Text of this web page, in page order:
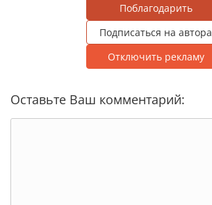
Поблагодарить
Подписаться на автора
Отключить рекламу
Оставьте Ваш комментарий: